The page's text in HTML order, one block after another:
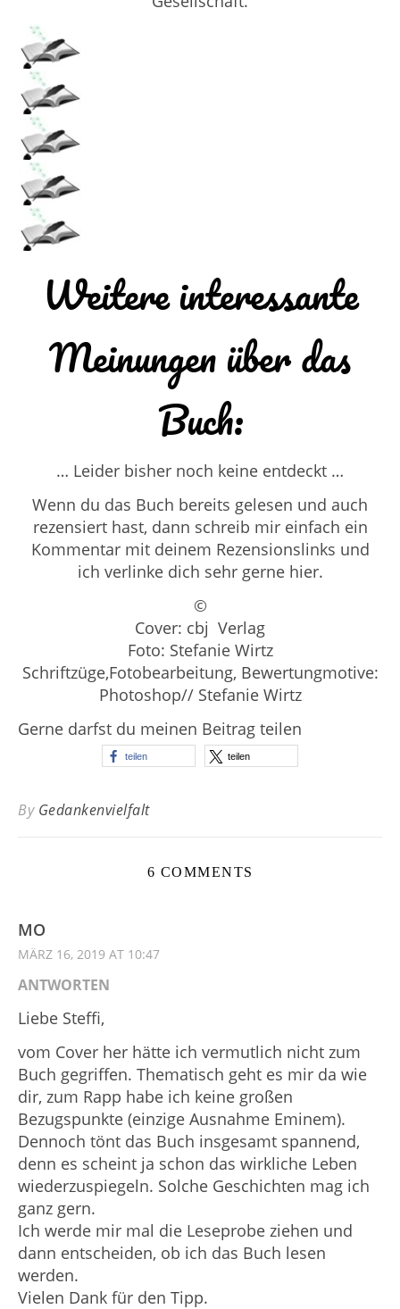
Weitere interessante
Meinungen über das
Buch:
… Leider bisher noch keine entdeckt …
Wenn du das Buch bereits gelesen und auch
rezensiert hast, dann schreib mir einfach ein
Kommentar mit deinem Rezensionslinks und
ich verlinke dich sehr gerne hier.
©
Cover: cbj Verlag
Foto: Stefanie Wirtz
Schriftzüge,Fotobearbeitung, Bewertungmotive:
Photoshop// Stefanie Wirtz
Gerne darfst du meinen Beitrag teilen
teilen teilen
By Gedankenvielfalt
6 COMMENTS
MO
MÄRZ 16, 2019 AT 10:47
ANTWORTEN
Liebe Steffi,
vom Cover her hätte ich vermutlich nicht zum
Buch gegriffen. Thematisch geht es mir da wie
dir, zum Rapp habe ich keine großen
Bezugspunkte (einzige Ausnahme Eminem).
Dennoch tönt das Buch insgesamt spannend,
denn es scheint ja schon das wirkliche Leben
wiederzuspiegeln. Solche Geschichten mag ich
ganz gern.
Ich werde mir mal die Leseprobe ziehen und
dann entscheiden, ob ich das Buch lesen
werden.
Vielen Dank für den Tipp.